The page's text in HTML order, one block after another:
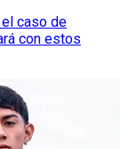
caso de
con estos